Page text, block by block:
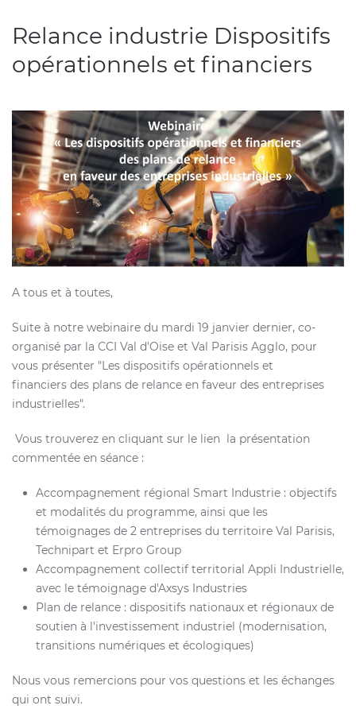
Relance industrie Dispositifs
opérationnels et financiers
A tous et à toutes,
Suite à notre webinaire du mardi 19 janvier dernier, co-
organisé par la CCI Val d'Oise et Val Parisis Agglo, pour
vous présenter "Les dispositifs opérationnels et
financiers des plans de relance en faveur des entreprises
industrielles".
Vous trouverez en cliquant sur le lien la présentation
commentée en séance :
Accompagnement régional Smart Industrie : objectifs
et modalités du programme, ainsi que les
témoignages de 2 entreprises du territoire Val Parisis,
Technipart et Erpro Group
Accompagnement collectif territorial Appli Industrielle,
avec le témoignage d'Axsys Industries
Plan de relance : dispositifs nationaux et régionaux de
soutien à l'investissement industriel (modernisation,
transitions numériques et écologiques)
Nous vous remercions pour vos questions et les échanges
qui ont suivi.